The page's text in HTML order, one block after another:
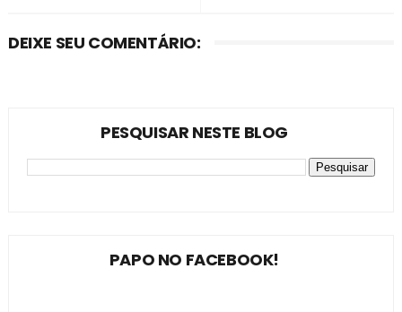
DEIXE SEU COMENTÁRIO:
PESQUISAR NESTE BLOG
PAPO NO FACEBOOK!